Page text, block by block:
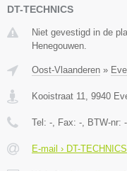
DT-TECHNICS
Niet gevestigd in de
Henegouwen.
Oost-Vlaanderen »
Kooistraat 11, 9940
Tel: -, Fax: -, BTW-nr: -
E-mail › DT-TECHNICS